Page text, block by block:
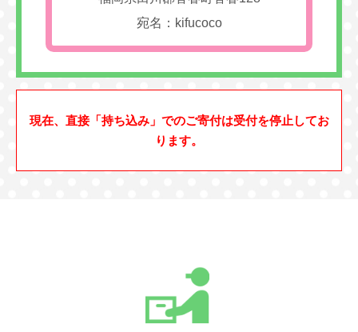
宛名：kifucoco
現在、直接「持ち込み」でのご寄付は受付を停止してお
ります。